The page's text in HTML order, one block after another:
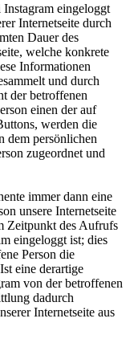
eingeloggt
Internetseite durch
Dauer des
welche konkrete
Informationen
und durch
der betroffenen
einen der auf
werden die
dem persönlichen
zugeordnet und
immer dann eine
unsere Internetseite
Zeitpunkt des Aufrufs
eingeloggt ist; dies
Person die
eine derartige
von der betroffenen
dadurch
Internetseite aus